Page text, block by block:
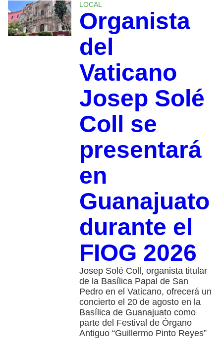
LOCAL
Organista
del
Vaticano
Josep Solé
Coll se
presentará
en
Guanajuato
durante el
FIOG 2026
Josep Solé Coll, organista titular
de la Basílica Papal de San
Pedro en el Vaticano, ofrecerá un
concierto el 20 de agosto en la
Basílica de Guanajuato como
parte del Festival de Órgano
Antiguo “Guillermo Pinto Reyes”